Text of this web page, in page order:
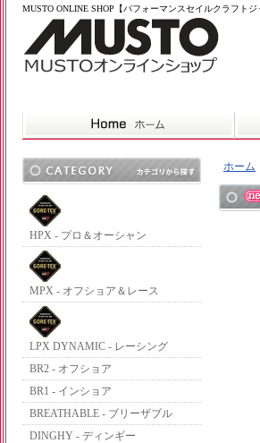
MUSTO ONLINE SHOP【パフォーマンスセイルクラフトジ
HPX - プロ＆オーシャン
MPX - オフショア＆レース
LPX DYNAMIC - レーシング
BR2 - オフショア
BR1 - インショア
BREATHABLE - ブリーザブル
DINGHY - ディンギー
ホーム